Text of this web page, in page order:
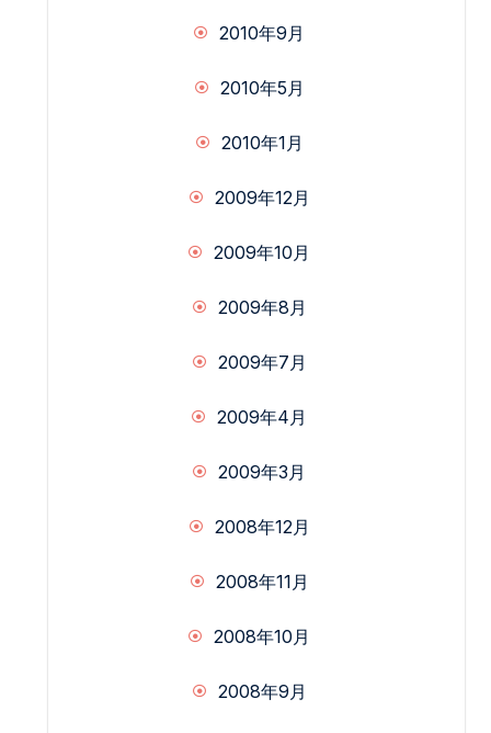
2010年9月
2010年5月
2010年1月
2009年12月
2009年10月
2009年8月
2009年7月
2009年4月
2009年3月
2008年12月
2008年11月
2008年10月
2008年9月